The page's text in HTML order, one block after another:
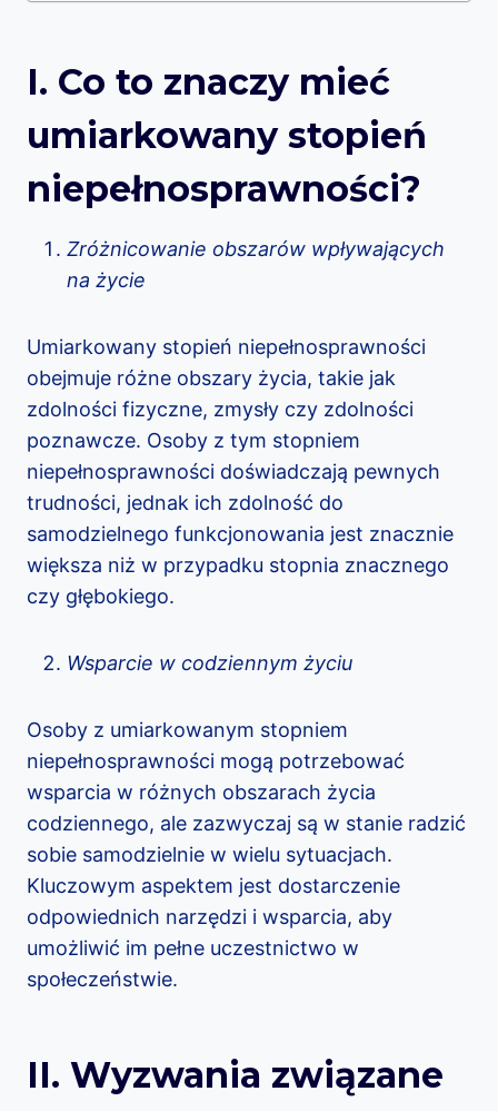
I. Co to znaczy mieć
umiarkowany stopień
niepełnosprawności?
Zróżnicowanie obszarów wpływających
na życie
Umiarkowany stopień niepełnosprawności
obejmuje różne obszary życia, takie jak
zdolności fizyczne, zmysły czy zdolności
poznawcze. Osoby z tym stopniem
niepełnosprawności doświadczają pewnych
trudności, jednak ich zdolność do
samodzielnego funkcjonowania jest znacznie
większa niż w przypadku stopnia znacznego
czy głębokiego.
Wsparcie w codziennym życiu
Osoby z umiarkowanym stopniem
niepełnosprawności mogą potrzebować
wsparcia w różnych obszarach życia
codziennego, ale zazwyczaj są w stanie radzić
sobie samodzielnie w wielu sytuacjach.
Kluczowym aspektem jest dostarczenie
odpowiednich narzędzi i wsparcia, aby
umożliwić im pełne uczestnictwo w
społeczeństwie.
II. Wyzwania związane